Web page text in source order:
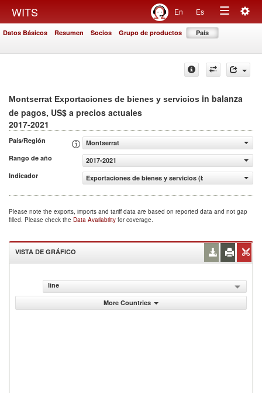
WITS En Es
Toggle
Datos Básicos Resumen Socios Grupo de productos País
Montserrat Exportaciones de bienes y servicios in balanza
de pagos, US$ a precios actuales
2017-2021
País/Región
Montserrat
Rango de año
2017-2021
Indicador
Exportaciones de bienes y servicios (balanza de pagos,
Please note the exports, imports and tariff data are based on reported data and not gap
filled. Please check the Data Availability for coverage.
VISTA DE GRÁFICO
line
More Countries